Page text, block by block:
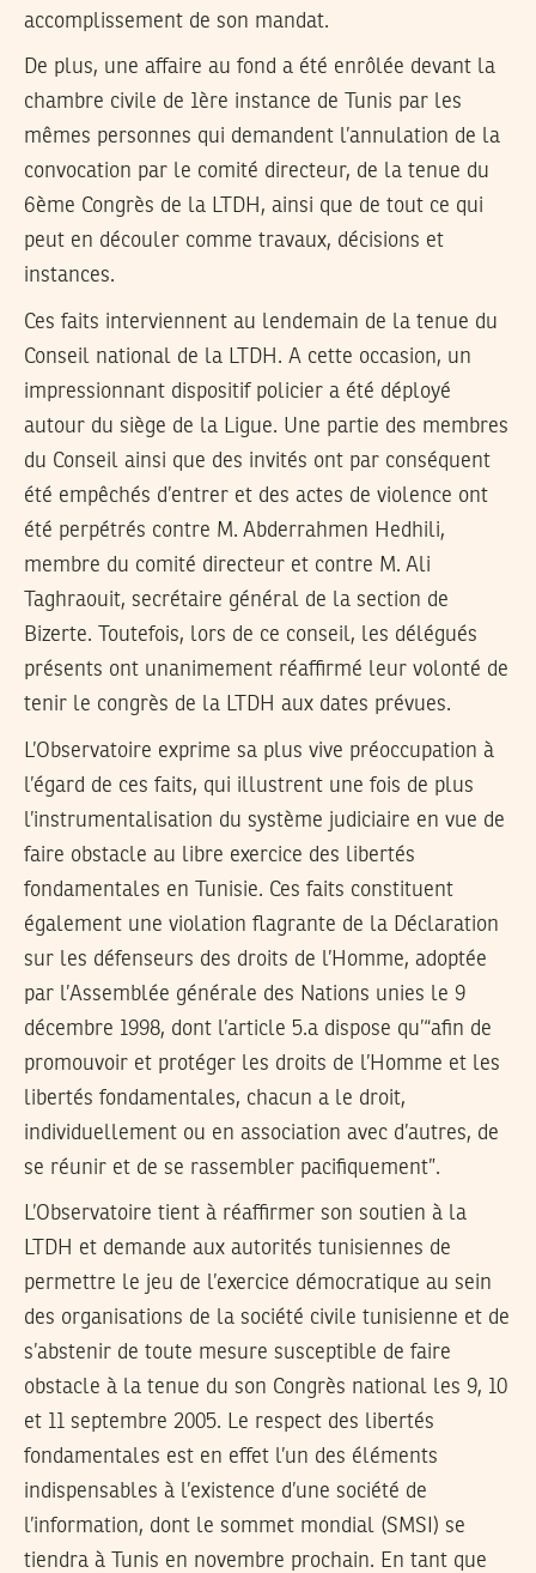
accomplissement de son mandat.
De plus, une affaire au fond a été enrôlée devant la
chambre civile de 1ère instance de Tunis par les
mêmes personnes qui demandent l’annulation de la
convocation par le comité directeur, de la tenue du
6ème Congrès de la LTDH, ainsi que de tout ce qui
peut en découler comme travaux, décisions et
instances.
Ces faits interviennent au lendemain de la tenue du
Conseil national de la LTDH. A cette occasion, un
impressionnant dispositif policier a été déployé
autour du siège de la Ligue. Une partie des membres
du Conseil ainsi que des invités ont par conséquent
été empêchés d’entrer et des actes de violence ont
été perpétrés contre M. Abderrahmen Hedhili,
membre du comité directeur et contre M. Ali
Taghraouit, secrétaire général de la section de
Bizerte. Toutefois, lors de ce conseil, les délégués
présents ont unanimement réaffirmé leur volonté de
tenir le congrès de la LTDH aux dates prévues.
L’Observatoire exprime sa plus vive préoccupation à
l’égard de ces faits, qui illustrent une fois de plus
l’instrumentalisation du système judiciaire en vue de
faire obstacle au libre exercice des libertés
fondamentales en Tunisie. Ces faits constituent
également une violation flagrante de la Déclaration
sur les défenseurs des droits de l’Homme, adoptée
par l’Assemblée générale des Nations unies le 9
décembre 1998, dont l’article 5.a dispose qu’“afin de
promouvoir et protéger les droits de l’Homme et les
libertés fondamentales, chacun a le droit,
individuellement ou en association avec d’autres, de
se réunir et de se rassembler pacifiquement”.
L’Observatoire tient à réaffirmer son soutien à la
LTDH et demande aux autorités tunisiennes de
permettre le jeu de l’exercice démocratique au sein
des organisations de la société civile tunisienne et de
s’abstenir de toute mesure susceptible de faire
obstacle à la tenue du son Congrès national les 9, 10
et 11 septembre 2005. Le respect des libertés
fondamentales est en effet l’un des éléments
indispensables à l’existence d’une société de
l’information, dont le sommet mondial (SMSI) se
tiendra à Tunis en novembre prochain. En tant que